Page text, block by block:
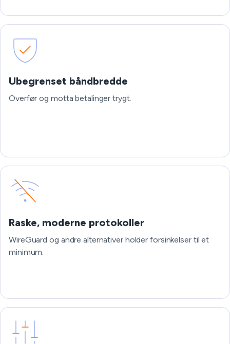
Ubegrenset båndbredde
Overfør og motta betalinger trygt.
Raske, moderne protokoller
WireGuard og andre alternativer holder forsinkelser til et
minimum.